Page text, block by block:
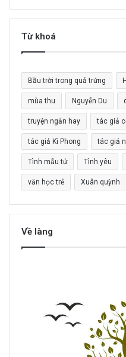
Từ khoá
Bầu trời trong quả trứng
mùa thu Nguyễn Du
truyện ngắn hay tác giả
tác giả Kì Phong tác giả
Tình mẫu tử Tình yêu
văn học trẻ Xuân quỳnh
Về làng